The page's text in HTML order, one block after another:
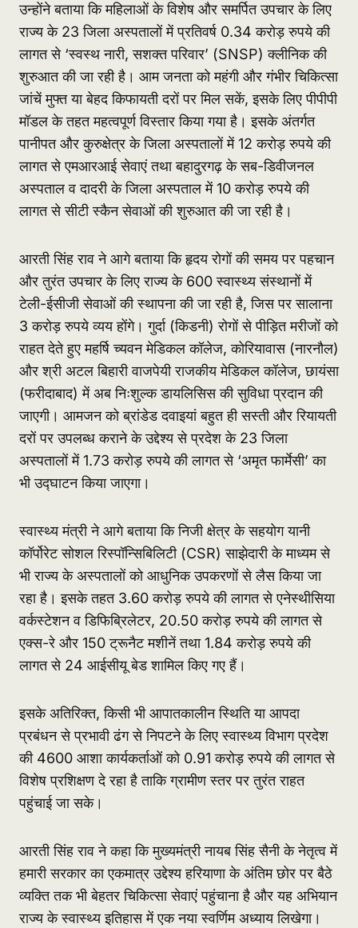
उन्होंने बताया कि महिलाओं के विशेष और समर्पित उपचार के लिए
राज्य के 23 जिला अस्पतालों में प्रतिवर्ष 0.34 करोड़ रुपये की
लागत से ‘स्वस्थ नारी, सशक्त परिवार’ (SNSP) क्लीनिक की
शुरुआत की जा रही है। आम जनता को महंगी और गंभीर चिकित्सा
जांचें मुफ्त या बेहद किफायती दरों पर मिल सकें, इसके लिए पीपीपी
मॉडल के तहत महत्वपूर्ण विस्तार किया गया है। इसके अंतर्गत
पानीपत और कुरुक्षेत्र के जिला अस्पतालों में 12 करोड़ रुपये की
लागत से एमआरआई सेवाएं तथा बहादुरगढ़ के सब-डिवीजनल
अस्पताल व दादरी के जिला अस्पताल में 10 करोड़ रुपये की
लागत से सीटी स्कैन सेवाओं की शुरुआत की जा रही है।
आरती सिंह राव ने आगे बताया कि हृदय रोगों की समय पर पहचान
और तुरंत उपचार के लिए राज्य के 600 स्वास्थ्य संस्थानों में
टेली-ईसीजी सेवाओं की स्थापना की जा रही है, जिस पर सालाना
3 करोड़ रुपये व्यय होंगे। गुर्दा (किडनी) रोगों से पीड़ित मरीजों को
राहत देते हुए महर्षि च्यवन मेडिकल कॉलेज,कोरियावास(नारनौल)
और श्री अटल बिहारी वाजपेयी राजकीय मेडिकल कॉलेज, छायंसा
(फरीदाबाद) में अब निःशुल्क डायलिसिस की सुविधा प्रदान की
जाएगी। आमजन को ब्रांडेड दवाइयां बहुत ही सस्ती और रियायती
दरों पर उपलब्ध कराने के उद्देश्य से प्रदेश के 23 जिला
अस्पतालों में 1.73 करोड़ रुपये की लागत से ‘अमृत फार्मेसी’ का
भी उद्घाटन किया जाएगा।
स्वास्थ्य मंत्री ने आगे बताया कि निजी क्षेत्र के सहयोग यानी
कॉर्पोरेट सोशल रिस्पॉन्सिबिलिटी (CSR) साझेदारी के माध्यम से
भी राज्य के अस्पतालों को आधुनिक उपकरणों से लैस किया जा
रहा है। इसके तहत 3.60 करोड़ रुपये की लागत से एनेस्थीसिया
वर्कस्टेशन व डिफिब्रिलेटर, 20.50 करोड़ रुपये की लागत से
एक्स-रे और 150ट्रूनैटमशीनें तथा 1.84 करोड़ रुपये की
लागत से 24 आईसीयू बेड शामिल किए गए हैं।
इसके अतिरिक्त, किसी भी आपातकालीन स्थिति या आपदा
प्रबंधन से प्रभावी ढंग से निपटने के लिए स्वास्थ्य विभाग प्रदेश
की 4600 आशा कार्यकर्ताओं को 0.91 करोड़ रुपये की लागत से
विशेष प्रशिक्षण दे रहा है ताकि ग्रामीण स्तर पर तुरंत राहत
पहुंचाई जा सके।
आरती सिंह राव ने कहा कि मुख्यमंत्री नायब सिंह सैनी के नेतृत्व में
हमारी सरकार का एकमात्र उद्देश्य हरियाणा के अंतिम छोर पर बैठे
व्यक्ति तक भी बेहतर चिकित्सा सेवाएं पहुंचाना है और यह अभियान
राज्य के स्वास्थ्य इतिहास में एक नया स्वर्णिम अध्याय लिखेगा।